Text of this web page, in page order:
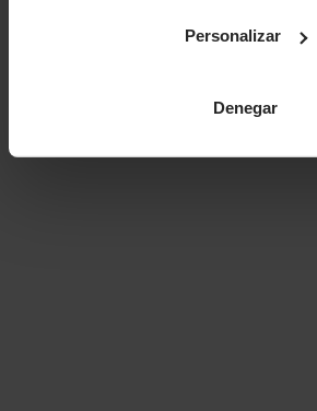
Personalizar
Denegar